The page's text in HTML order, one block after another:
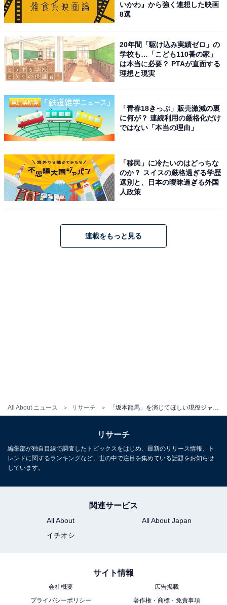
All About ニュース リサーチ
さらに「痛快な感じが上手いと思う（34歳女性）」「活
発な雰囲気が合っていると思う（55歳女性）」「天真爛
漫で誰とでも仲良くできる、でも人一倍考え苦悩してい
る坂本龍馬という人物像に一番合うジャニーズだと思う
（21歳女性）」などのコメントも。
「豪快なイメージと繊細なイメージがどちらもあるから
坂本龍馬と重なるとの声が多く寄せられました。
さらに、「破天荒なところが共通している（28歳男
らです（36歳女性）」などのコメントも寄せられていま
いかわ』から強く連想した映画
8選
20年間「駆け込み実績ゼロ」の
学校も…「こども110番の家」
は本当に必要？ PTAが直面する
理想と現実
「青春18きっぷ」販売激減の裏
に何が？ 連続利用の厳格化だけ
ではない「本当の理由」
「移民」に冷たいのはどっちな
のか？ スイスの厳格過ぎる学歴
選別と、日本の曖昧過ぎる外国
人政策
連載をもっと見る
リサーチ
編集部が独自目線で調査したトピックスをはじめ、最新のリリース情報、ト
レンドに関するランキングなど、世の中で注目を集めている話題をお知らせ
しています。
関連サービス
All About
All About Japan
イチオシ
サイト情報
会社概要
広告掲載
プライバシーポリシー
著作権・商標・免責事項